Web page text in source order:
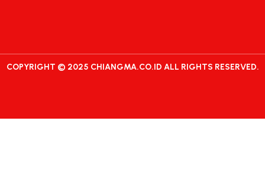
COPYRIGHT © 2025 CHIANGMA.CO.ID ALL RIGHTS RESERVED.